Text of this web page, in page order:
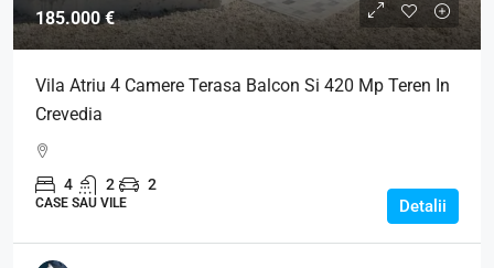
185.000 €
Vila Atriu 4 Camere Terasa Balcon Si 420 Mp Teren In
Crevedia
4 2 2
CASE SAU VILE Detalii